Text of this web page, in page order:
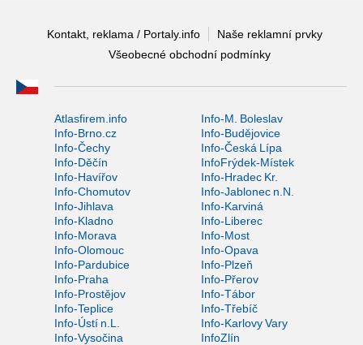
Kontakt, reklama / Portaly.info
Naše reklamní prvky
Všeobecné obchodní podmínky
Atlasfirem.info
Info-M. Boleslav
Info-Brno.cz
Info-Budějovice
Info-Čechy
Info-Česká Lípa
Info-Děčín
InfoFrýdek-Místek
Info-Havířov
Info-Hradec Kr.
Info-Chomutov
Info-Jablonec n.N.
Info-Jihlava
Info-Karviná
Info-Kladno
Info-Liberec
Info-Morava
Info-Most
Info-Olomouc
Info-Opava
Info-Pardubice
Info-Plzeň
Info-Praha
Info-Přerov
Info-Prostějov
Info-Tábor
Info-Teplice
Info-Třebíč
Info-Ústí n.L.
Info-Karlovy Vary
Info-Vysočina
InfoZlín